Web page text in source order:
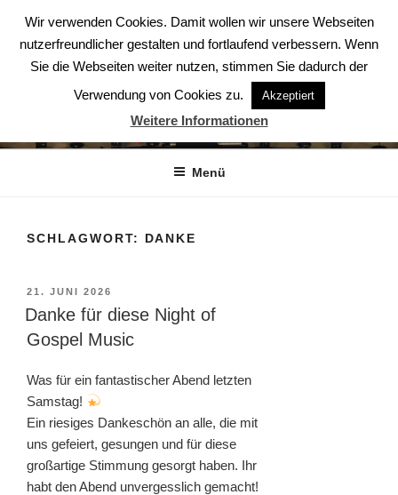
Inhalt
springen
ABENDSTERNE – DER CHOR
Der Chor aus Ludwigsburg
Menü
SCHLAGWORT: DANKE
VERÖFFENTLICHT
AM
21. JUNI 2026
Danke für diese Night of
Gospel Music
Was für ein fantastischer Abend letzten
Samstag!
Ein riesiges Dankeschön an alle, die mit
uns gefeiert, gesungen und für diese
großartige Stimmung gesorgt haben. Ihr
habt den Abend unvergesslich gemacht!
Wir verwenden Cookies. Damit wollen wir unsere Webseiten
nutzerfreundlicher gestalten und fortlaufend verbessern. Wenn
Sie die Webseiten weiter nutzen, stimmen Sie dadurch der
Verwendung von Cookies zu.
Akzeptiert
Weitere Informationen